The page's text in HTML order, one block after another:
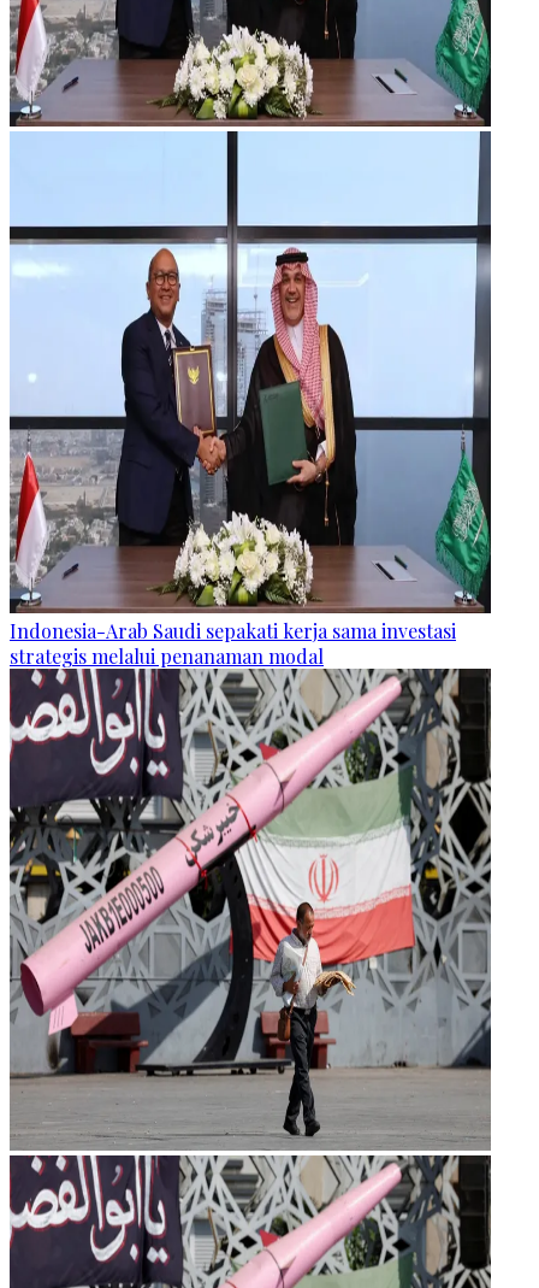
Indonesia-Arab Saudi sepakati kerja sama investasi
strategis melalui penanaman modal